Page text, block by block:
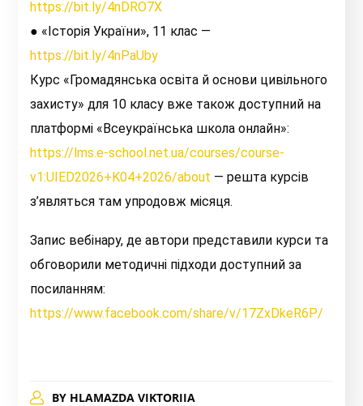
https://bit.ly/4nDRO7X
●«Історія України», 11 клас —
https://bit.ly/4nPaUby
Курс «Громадянська освіта й основи цивільного
захисту» для 10 класу вже також доступний на
платформі «Всеукраїнська школа онлайн»:
https://lms.e-school.net.ua/courses/course-
v1:UIED2026+K04+2026/about — решта курсів
з’являться там упродовж місяця.
Запис вебінару, де автори представили курси та
обговорили методичні підходи доступний за
посиланням:
https://www.facebook.com/share/v/17ZxDkeR6P/
BY HLAMAZDA VIKTORIIA